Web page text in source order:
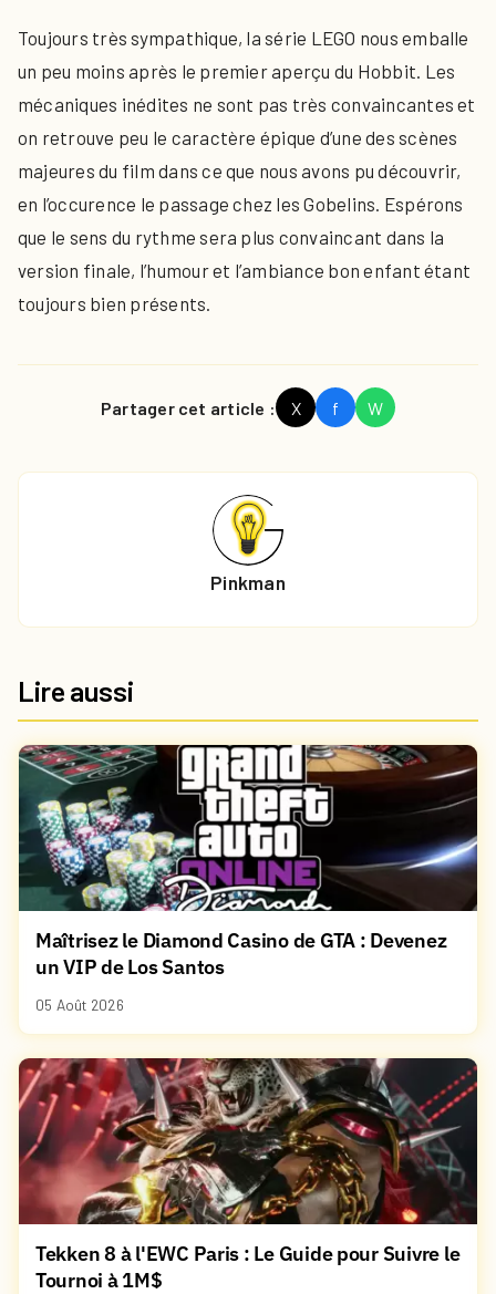
Toujours très sympathique, la série LEGO nous emballe
un peu moins après le premier aperçu du Hobbit. Les
mécaniques inédites ne sont pas très convaincantes et
on retrouve peu le caractère épique d’une des scènes
majeures du film dans ce que nous avons pu découvrir,
en l’occurence le passage chez les Gobelins. Espérons
que le sens du rythme sera plus convaincant dans la
version finale, l’humour et l’ambiance bon enfant étant
toujours bien présents.
Partager cet article : X f W
Pinkman
Lire aussi
Maîtrisez le Diamond Casino de GTA : Devenez
un VIP de Los Santos
05 Août 2026
Tekken 8 à l'EWC Paris : Le Guide pour Suivre le
Tournoi à 1M$